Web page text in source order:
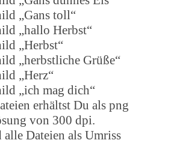
„Gans toll“
„hallo Herbst“
„Herbst“
„herbstliche Grüße“
„Herz“
„ich mag dich“
erhältst Du als png
von 300 dpi.
Dateien als Umriss